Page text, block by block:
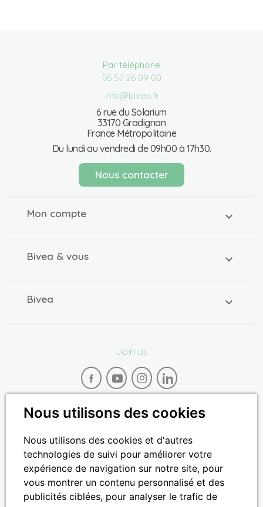
Nous utilisons des cookies
Nous utilisons des cookies et d'autres
technologies de suivi pour améliorer votre
expérience de navigation sur notre site, pour
vous montrer un contenu personnalisé et des
publicités ciblées, pour analyser le trafic de
Par téléphone
05 57 26 09 00
info@bivea.fr
6 rue du Solarium
33170 Gradignan
France Métropolitaine
Du lundi au vendredi de 09h00 à 17h30.
Nous contacter
Mon compte
Bivea & vous
Bivea
Join us
Paiement 100% sécurisé